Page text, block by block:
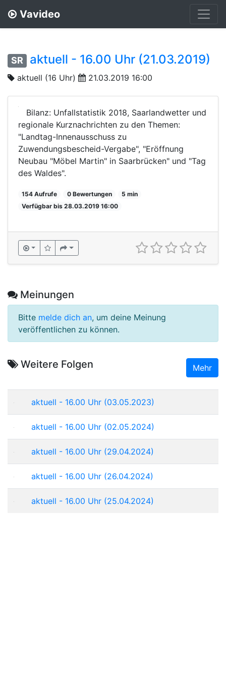
Vavideo
SR aktuell - 16.00 Uhr (21.03.2019)
aktuell (16 Uhr) 21.03.2019 16:00
Bilanz: Unfallstatistik 2018, Saarlandwetter und
regionale Kurznachrichten zu den Themen:
"Landtag-Innenausschuss zu
Zuwendungsbescheid-Vergabe", "Eröffnung
Neubau "Möbel Martin" in Saarbrücken" und "Tag
des Waldes".
154 Aufrufe 0 Bewertungen
5 min
Verfügbar bis 28.03.2019 16:00
Meinungen
Bitte melde dich an, um deine Meinung
veröffentlichen zu können.
Weitere Folgen Mehr
aktuell - 16.00 Uhr (03.05.2023)
aktuell - 16.00 Uhr (02.05.2024)
aktuell - 16.00 Uhr (29.04.2024)
aktuell - 16.00 Uhr (26.04.2024)
aktuell - 16.00 Uhr (25.04.2024)